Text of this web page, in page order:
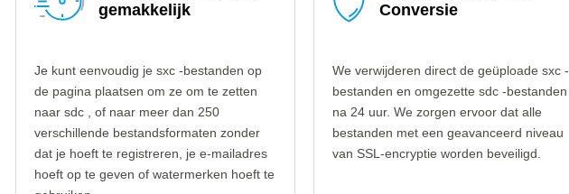
gemakkelijk
Je kunt eenvoudig je sxc -bestanden op
de pagina plaatsen om ze om te zetten
naar sdc , of naar meer dan 250
verschillende bestandsformaten zonder
dat je hoeft te registreren, je e-mailadres
hoeft op te geven of watermerken hoeft te
Conversie
We verwijderen direct de geüploade sxc -
bestanden en omgezette sdc -bestanden
na 24 uur. We zorgen ervoor dat alle
bestanden met een geavanceerd niveau
van SSL-encryptie worden beveiligd.